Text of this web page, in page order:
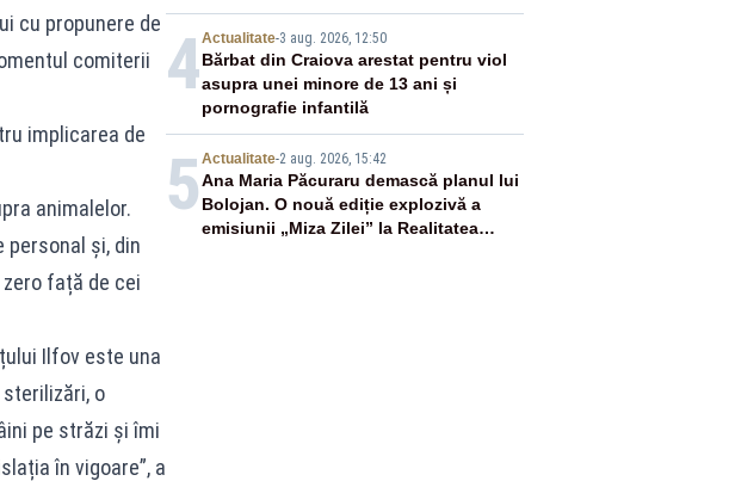
cu propunere de
comiterii
implicarea de
animalelor.
și, din
față de cei
Ilfov este una
o
pe străzi și îmi
în vigoare”, a
4Actualitate-3 aug. 2026, 12:50
Bărbat din Craiova arestat pentru viol
asupra unei minore de 13 ani și
pornografie infantilă
5 Actualitate-2 aug. 2026, 15:42
Ana Maria Păcuraru demască planul lui
Bolojan. O nouă ediție explozivă a
emisiunii „Miza Zilei” la Realitatea